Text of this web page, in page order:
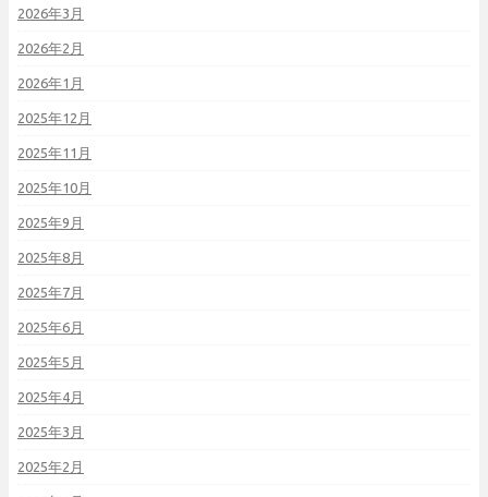
2026年3月
2026年2月
2026年1月
2025年12月
2025年11月
2025年10月
2025年9月
2025年8月
2025年7月
2025年6月
2025年5月
2025年4月
2025年3月
2025年2月